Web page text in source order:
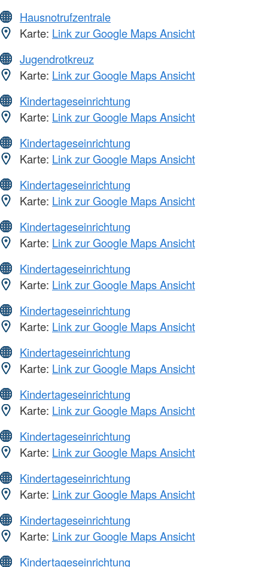
Hausnotrufzentrale
Karte: Link zur Google Maps Ansicht
Jugendrotkreuz
Karte: Link zur Google Maps Ansicht
Kindertageseinrichtung
Karte: Link zur Google Maps Ansicht
Kindertageseinrichtung
Karte: Link zur Google Maps Ansicht
Kindertageseinrichtung
Karte: Link zur Google Maps Ansicht
Kindertageseinrichtung
Karte: Link zur Google Maps Ansicht
Kindertageseinrichtung
Karte: Link zur Google Maps Ansicht
Kindertageseinrichtung
Karte: Link zur Google Maps Ansicht
Kindertageseinrichtung
Karte: Link zur Google Maps Ansicht
Kindertageseinrichtung
Karte: Link zur Google Maps Ansicht
Kindertageseinrichtung
Karte: Link zur Google Maps Ansicht
Kindertageseinrichtung
Karte: Link zur Google Maps Ansicht
Kindertageseinrichtung
Karte: Link zur Google Maps Ansicht
Kindertageseinrichtung